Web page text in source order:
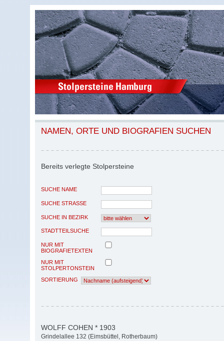
NAMEN, ORTE UND BIOGRAFIEN SUCHEN
Bereits verlegte Stolpersteine
SUCHE NAME
SUCHE STRASSE
SUCHE IN BEZIRK
STADTTEILSUCHE
NUR MIT
BIOGRAFIETEXTEN
NUR MIT
STOLPERTONSTEIN
SORTIERUNG
WOLFF COHEN * 1903
Grindelallee 132 (Eimsbüttel, Rotherbaum)